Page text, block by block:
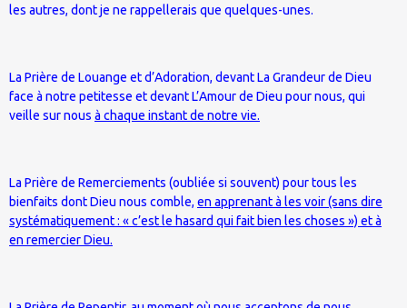
les autres, dont je ne rappellerais que quelques-unes.
La Prière de Louange et d’Adoration, devant La Grandeur de Dieu
face à notre petitesse et devant L’Amour de Dieu pour nous, qui
veille sur nous à chaque instant de notre vie.
La Prière de Remerciements (oubliée si souvent) pour tous les
bienfaits dont Dieu nous comble, en apprenant à les voir (sans dire
systématiquement : « c’est le hasard qui fait bien les choses ») et à
en remercier Dieu.